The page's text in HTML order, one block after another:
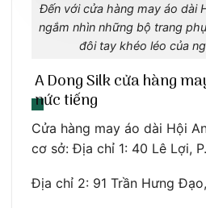
Đến với cửa hàng may áo dài
ngắm nhìn những bộ trang
đôi tay khéo léo của
A Dong Silk cửa hàng
nức tiếng
Cửa hàng may áo dài Hội
cơ sở: Địa chỉ 1: 40 Lê Lợi,
Địa chỉ 2: 91 Trần Hưng